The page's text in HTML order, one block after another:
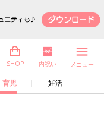
育児 妊活
SHOP 内祝い メニュー